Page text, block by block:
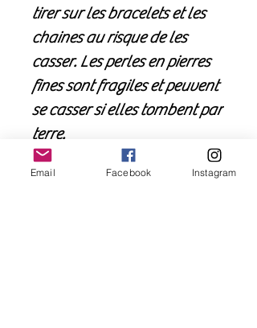
tirer sur les bracelets et les
chaines au risque de les
casser. Les perles en pierres
fines sont fragiles et peuvent
se casser si elles tombent par
terre.
Les bijoux recouverts
d’argent nécessitent d'être
Email Facebook Instagram